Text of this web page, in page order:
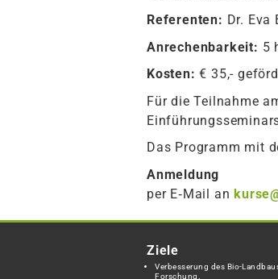
Referenten: Dr. Eva
Anrechenbarkeit: 5
Kosten:€ 35,-
Für die Teilnahme
Das Programm mit
Anmeldung
per E‑Mail an
Ziele
Verbesserung des Bio-
Forschung.